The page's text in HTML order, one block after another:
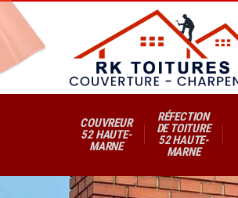
COUVREUR
52 HAUTE-
MARNE
RÉFECTION
DE TOITURE
52 HAUTE-
MARNE